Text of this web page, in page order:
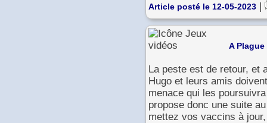
Article posté le 12-05-2023 |
A Plague
La peste est de retour, et
Hugo et leurs amis
menace qui les
propose donc une suite
mettez vos vaccins à